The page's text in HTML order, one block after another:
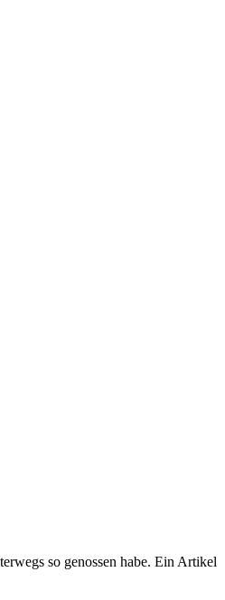
so genossen habe. Ein Artikel